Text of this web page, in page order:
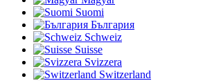
Suomi
България
Schweiz
Suisse
Svizzera
Switzerland